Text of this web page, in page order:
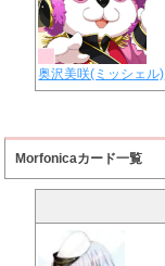
奥沢美咲(ミッシェル)
Morfonicaカード一覧